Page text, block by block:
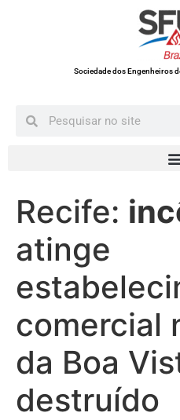
Sociedade dos Engenheiros
Recife:
atinge
comercial
da Boa
destruído